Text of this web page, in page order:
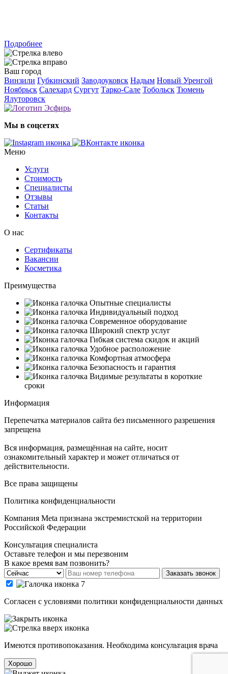
Подробнее
Ваш город
Винзили Губкинский Заводоуковск Надым Новый Уренгой
Ноябрьск Салехард Сургут Тарко-Сале Тобольск Тюмень
Ялуторовск
Мы в соцсетях
Меню
Услуги
Стоимость
Специалисты
Отзывы
Статьи
Контакты
О нас
Сертификаты
Вакансии
Косметика
Преимущества
Опытные специалисты
Индивидуальный подход
Современное оборудование
Широкий спектр услуг
Гибкая система скидок и акций
Удобное расположение
Комфортная атмосфера
Безопасность и гарантия
Видимые результаты в короткие
сроки
Информация
Перепечатка материалов сайта без письменного разрешения
запрещена
Вся информация, размещённая на сайте, носит
ознакомительный характер и может отличаться от
действительности.
Все права защищены
Политика конфиденциальности
Компания Meta признана экстремистской на территории
Российской Федерации
Консультация специалиста
Оставьте телефон и мы перезвоним
В какое время вам позвонить?
Заказать звонок
Cогласен с условиями политики конфиденциальности данных
Имеются противопоказания. Необходима консультация врача
Хорошо